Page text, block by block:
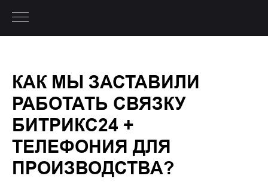
КАК МЫ ЗАСТАВИЛИ
РАБОТАТЬ СВЯЗКУ
БИТРИКС24 +
ТЕЛЕФОНИЯ ДЛЯ
ПРОИЗВОДСТВА?